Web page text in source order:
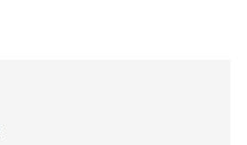
l’article